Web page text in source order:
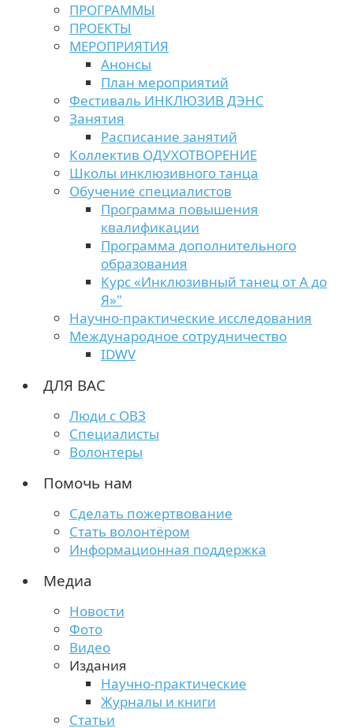
ПРОГРАММЫ
ПРОЕКТЫ
МЕРОПРИЯТИЯ
Анонсы
План мероприятий
Фестиваль ИНКЛЮЗИВ ДЭНС
Занятия
Расписание занятий
Коллектив ОДУХОТВОРЕНИЕ
Школы инклюзивного танца
Обучение специалистов
Программа повышения
квалификации
Программа дополнительного
образования
Курс «Инклюзивный танец от А до
Я»"
Научно-практические исследования
Международное сотрудничество
IDWV
ДЛЯ ВАС
Люди с ОВЗ
Специалисты
Волонтеры
Помочь нам
Сделать пожертвование
Стать волонтёром
Информационная поддержка
Медиа
Новости
Фото
Видео
Издания
Научно-практические
Журналы и книги
Статьи